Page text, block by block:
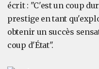
écrit : "C'est un coup
prestige en tant
obtenir un succès
coup d'État".